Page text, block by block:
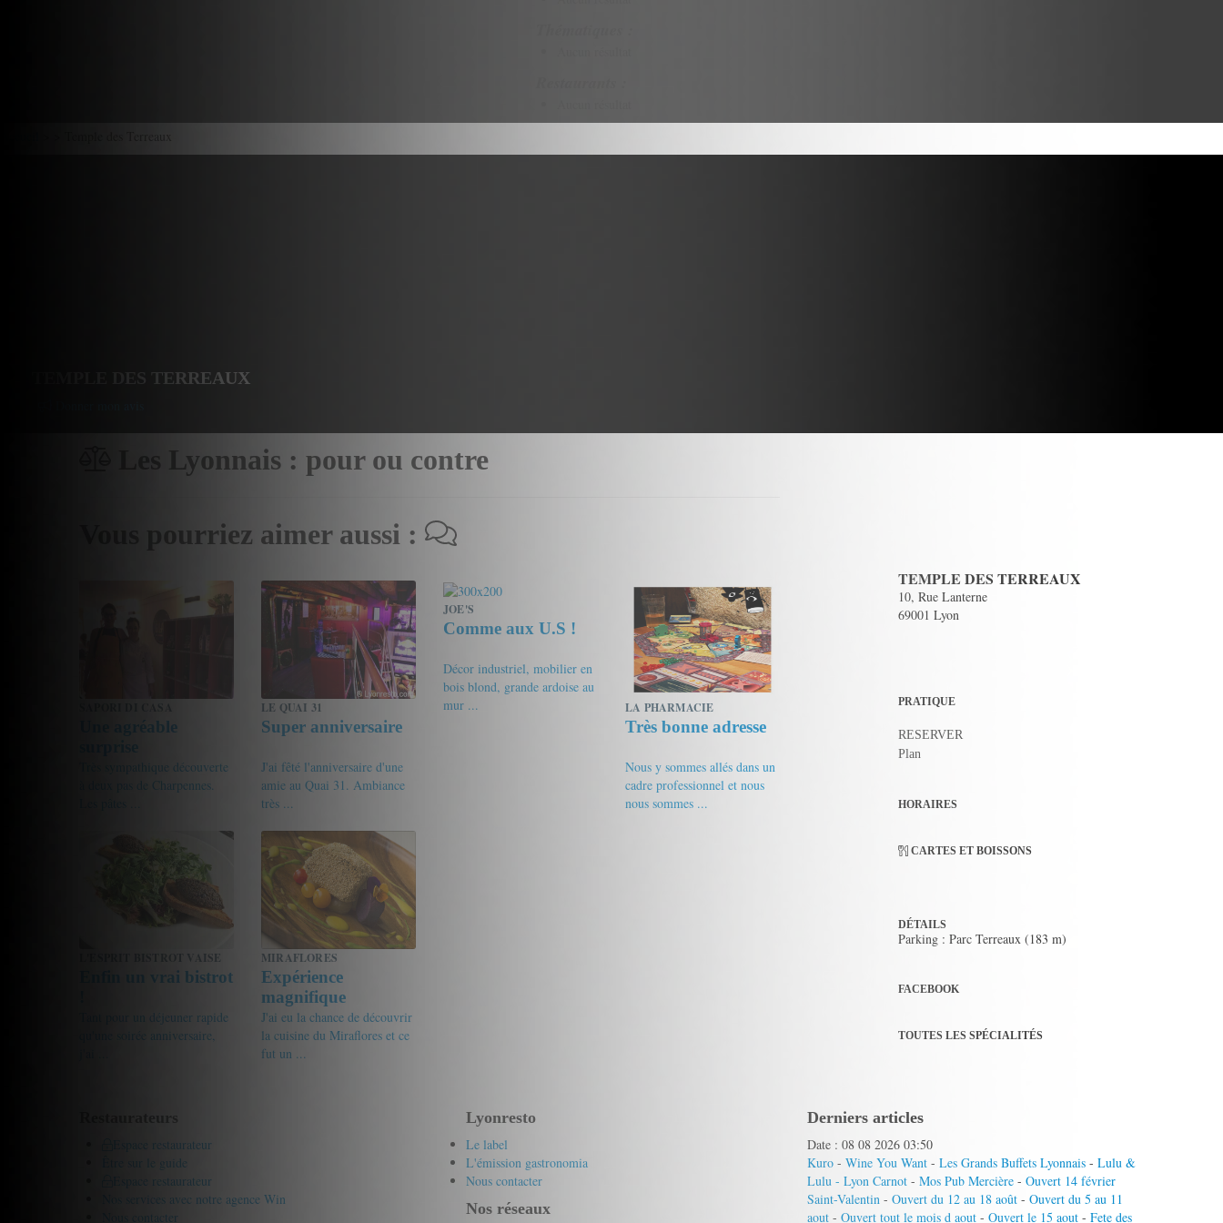
TEMPLE DES TERREAUX
Les Lyonnais : pour ou contre
Vous pourriez aimer aussi :
Une agréable
Très sympathique découverte
à deux pas de Charpennes.
LE QUAI 31
Super anniversaire
J'ai fêté l'anniversaire d'une
amie au Quai 31. Ambiance
très ...
JOE'S
Comme aux U.S !
Décor industriel, mobilier en
bois blond, grande ardoise au
mur ...
LA PHARMACIE
Très bonne adresse
Nous y sommes allés dans un
cadre professionnel et nous
nous sommes ...
L'ESPRIT BISTROT VAISE
Enfin un vrai bistrot
Tant pour un déjeuner rapide
qu'une soirée anniversaire,
MIRAFLORES
Expérience
magnifique
J'ai eu la chance de découvrir
la cuisine du Miraflores et ce
fut un ...
TEMPLE DES TERREAUX
10, Rue Lanterne
69001 Lyon
PRATIQUE
RESERVER
Plan
HORAIRES
CARTES ET BOISSONS
DÉTAILS
Parking : Parc Terreaux (183 m)
FACEBOOK
TOUTES LES SPÉCIALITÉS
Espace restaurateur
Être sur le guide
Espace restaurateur
Nos services avec notre agence Win
Nous contacter
Lyonresto
Le label
L'émission gastronomia
Nous contacter
Nos réseaux
Derniers articles
Date : 08 08 2026 03:50
Kuro - Wine You Want - Les Grands Buffets Lyonnais - Lulu &
Lulu - Lyon Carnot - Mos Pub Mercière - Ouvert 14 février
Saint-Valentin - Ouvert du 12 au 18 août - Ouvert du 5 au 11
aout - Ouvert tout le mois d aout - Ouvert le 15 aout - Fete des